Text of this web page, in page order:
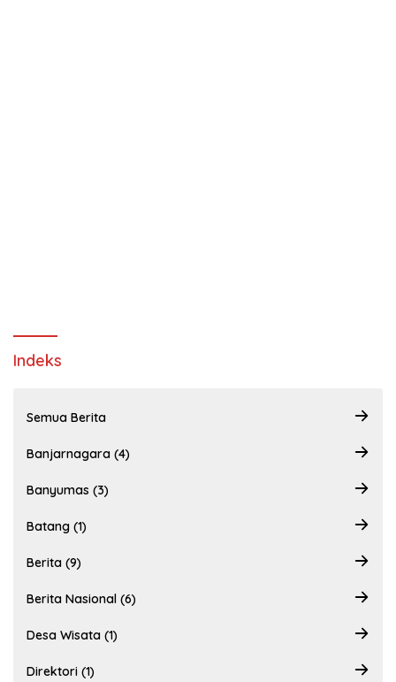
Indeks
Semua Berita
Banjarnagara (4)
Banyumas (3)
Batang (1)
Berita (9)
Berita Nasional (6)
Desa Wisata (1)
Direktori (1)